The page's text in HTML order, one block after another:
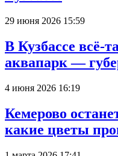
29 июня 2026 15:59
В Кузбассе всё-
аквапарк —
4 июня 2026 16:19
Кемерово
какие цветы